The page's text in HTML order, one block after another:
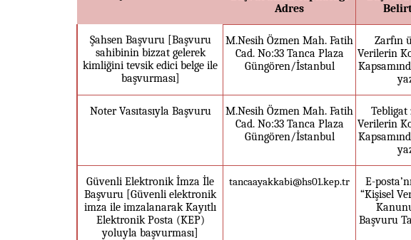
Adres
Şahsen Başvuru [Başvuru
sahibinin bizzat gelerek
kimliğini tevsik edici belge ile
başvurması]
M.Nesih Özmen Mah. Fatih
Cad. No:33 Tanca Plaza
Güngören/İstanbul
Zarfın
Verilerin
Noter Vasıtasıyla Başvuru
M.Nesih Özmen Mah. Fatih
Cad. No:33 Tanca Plaza
Güngören/İstanbul
Tebligat
Verilerin
Güvenli Elektronik İmza İle
Başvuru [Güvenli elektronik
imza ile imzalanarak Kayıtlı
Elektronik Posta (KEP)
yoluyla başvurması]
tancaayakkabi@hs01.kep.tr
E-
“Kişisel
Başvuru